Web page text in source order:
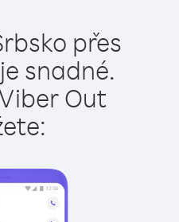
přes
snadné.
Out